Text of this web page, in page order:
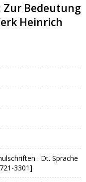
Zur Bedeutung
Heinrich
. Dt. Sprache
3301]